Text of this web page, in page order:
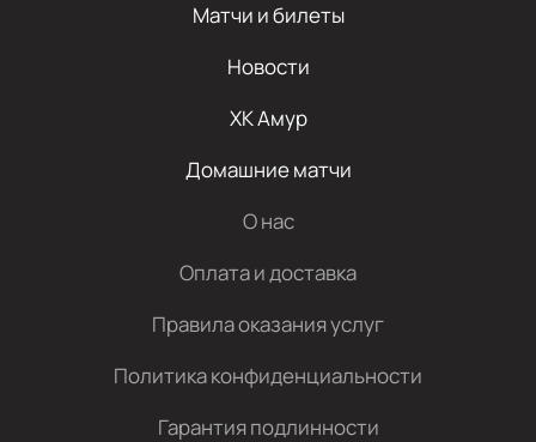
Матчи и билеты
Новости
ХК Амур
Домашние матчи
О нас
Оплата и доставка
Правила оказания услуг
Политика конфиденциальности
Гарантия подлинности